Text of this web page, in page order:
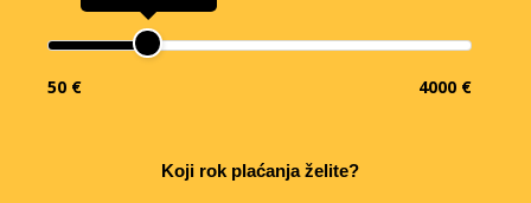
50 € 4000 €
Koji rok plaćanja želite?